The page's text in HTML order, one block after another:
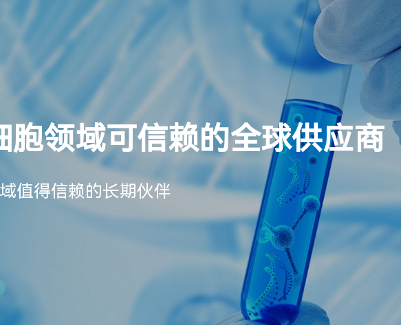
胞领域可信赖的全球供应商
域值得信赖的长期伙伴